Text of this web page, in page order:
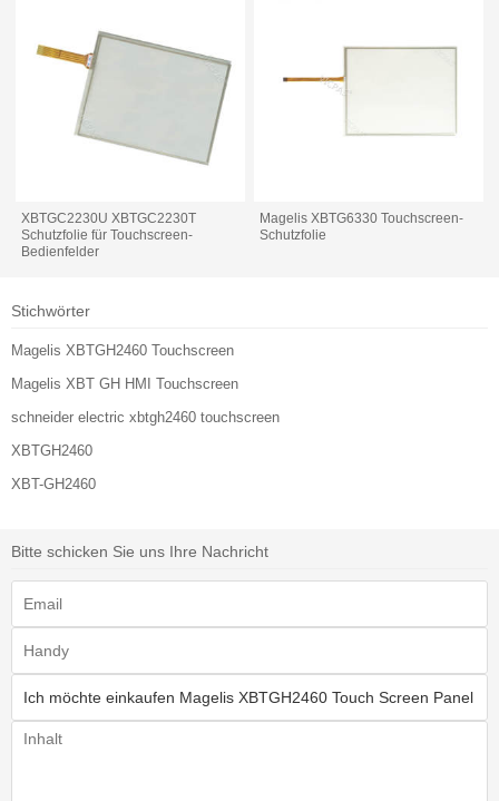
XBTGC2230U XBTGC2230T
Schutzfolie für Touchscreen-
Bedienfelder
Magelis XBTG6330 Touchscreen-
Schutzfolie
Stichwörter
Magelis XBTGH2460 Touchscreen
Magelis XBT GH HMI Touchscreen
schneider electric xbtgh2460 touchscreen
XBTGH2460
XBT-GH2460
Bitte schicken Sie uns Ihre Nachricht